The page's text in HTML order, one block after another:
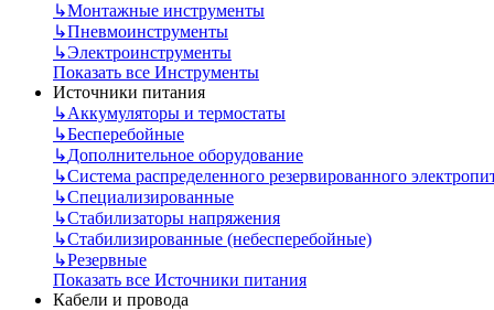
↳Монтажные инструменты
↳Пневмоинструменты
↳Электроинструменты
Показать все Инструменты
Источники питания
↳Аккумуляторы и термостаты
↳Бесперебойные
↳Дополнительное оборудование
↳Система распределенного резервированного
↳Специализированные
↳Стабилизаторы напряжения
↳Стабилизированные (небесперебойные)
↳Резервные
Показать все Источники питания
Кабели и провода